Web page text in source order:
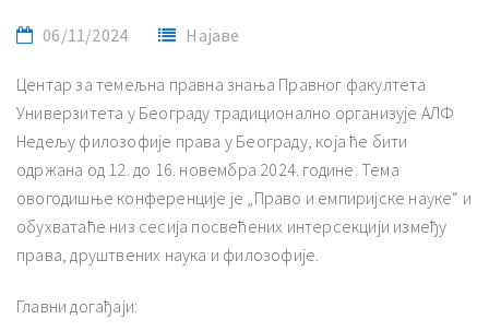
06/11/2024 Најаве
Центар за темељна правна знања Правног факултета
Универзитета у Београду традиционално организује АЛФ
Недељу филозофије права у Београду, која ће бити
одржана од 12. до 16. новембра 2024. године. Тема
овогодишње конференције је „Право и емпиријске науке“ и
обухватаће низ сесија посвећених интерсекцији између
права, друштвених наука и филозофије.
Главни догађаји: